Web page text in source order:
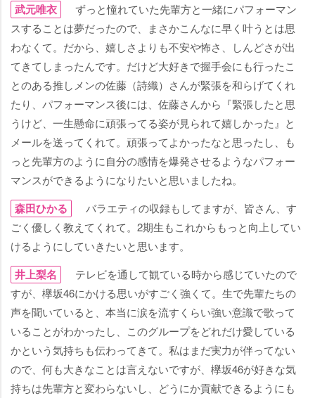
武元唯衣
ずっと憧れていた先輩方と一緒にパフォーマン
スすることは夢だったので、まさかこんなに早く叶うとは思
わなくて。だから、嬉しさよりも不安や怖さ、しんどさが出
てきてしまったんです。だけど大好きで握手会にも行ったこ
とのある推しメンの佐藤（詩織）さんが緊張を和らげてくれ
たり、パフォーマンス後には、佐藤さんから『緊張したと思
うけど、一生懸命に頑張ってる姿が見られて嬉しかった』と
メールを送ってくれて。頑張ってよかったなと思ったし、も
っと先輩方のように自分の感情を爆発させるようなパフォー
マンスができるようになりたいと思いましたね。
森田ひかる
バラエティの収録もしてますが、皆さん、す
ごく優しく教えてくれて。2期生もこれからもっと向上してい
けるようにしていきたいと思います。
井上梨名
テレビを通して観ている時から感じていたので
すが、欅坂46にかける思いがすごく強くて。生で先輩たちの
声を聞いていると、本当に涙を流すくらい強い意識で歌って
いることがわかったし、このグループをどれだけ愛している
かという気持ちも伝わってきて。私はまだ実力が伴ってない
ので、何も大きなことは言えないですが、欅坂46が好きな気
持ちは先輩方と変わらないし、どうにか貢献できるようにも